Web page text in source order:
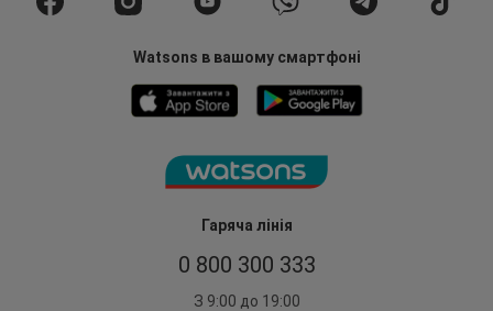
Гаряча лінія
0 800 300 333
З 9:00 до 19:00
Watsons в вашому смартфоні